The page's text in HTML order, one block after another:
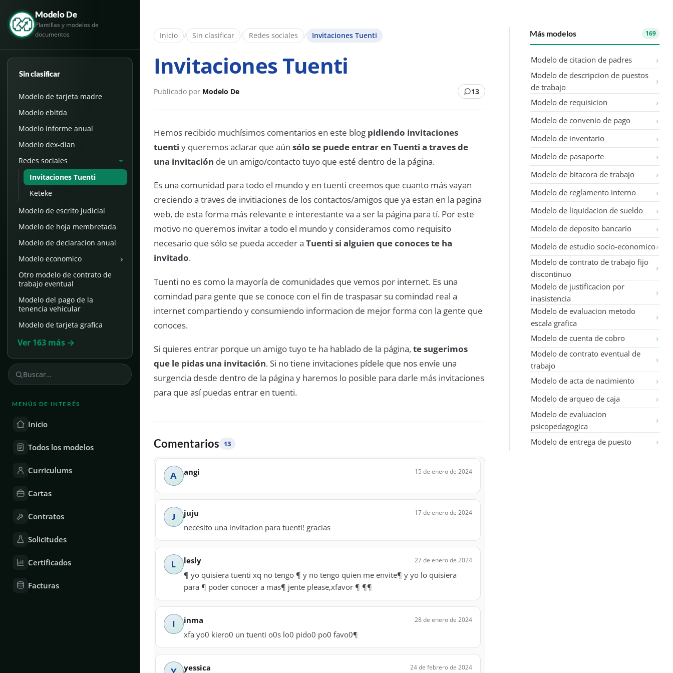
Modelo De
Plantillas y modelos de
documentos
Sin clasificar
Modelo de tarjeta madre
Modelo ebitda
Modelo informe anual
Modelo dex-dian
Redes sociales
›
Invitaciones Tuenti
Keteke
Modelo de escrito judicial
Modelo de hoja membretada
Modelo de declaracion anual
Modelo economico
›
Otro modelo de contrato de
trabajo eventual
Modelo del pago de la
tenencia vehicular
Modelo de tarjeta grafica
Ver 163 más →
MENÚS DE INTERÉS
Inicio
Todos los modelos
Currículums
Cartas
Contratos
Solicitudes
Certificados
Facturas
Inicio / Sin clasificar / Redes sociales / Invitaciones Tuenti
Invitaciones Tuenti
Publicado por Modelo De 13
Hemos recibido muchísimos comentarios en este blog pidiendo invitaciones
tuenti y queremos aclarar que aún sólo se puede entrar en Tuenti a traves de
una invitación de un amigo/contacto tuyo que esté dentro de la página.
Es una comunidad para todo el mundo y en tuenti creemos que cuanto más vayan
creciendo a traves de invitiaciones de los contactos/amigos que ya estan en la pagina
web, de esta forma más relevante e interestante va a ser la página para tí. Por este
motivo no queremos invitar a todo el mundo y consideramos como requisito
necesario que sólo se pueda acceder a Tuenti si alguien que conoces te ha
invitado.
Tuenti no es como la mayoría de comunidades que vemos por internet. Es una
comindad para gente que se conoce con el fin de traspasar su comindad real a
internet compartiendo y consumiendo informacion de mejor forma con la gente que
conoces.
Si quieres entrar porque un amigo tuyo te ha hablado de la página, te sugerimos
que le pidas una invitación. Si no tiene invitaciones pídele que nos envíe una
surgencia desde dentro de la página y haremos lo posible para darle más invitaciones
para que así puedas entrar en tuenti.
Comentarios 13
A angi 15 de enero de 2024
J juju 17 de enero de 2024
necesito una invitacion para tuenti! gracias
L lesly 27 de enero de 2024
¶ yo quisiera tuenti xq no tengo ¶ y no tengo quien me envite¶ y yo lo quisiera
para ¶ poder conocer a mas¶ jente please,xfavor ¶ ¶¶
I inma 28 de enero de 2024
xfa yo0 kiero0 un tuenti o0s lo0 pido0 po0 favo0¶
yessica 24 de febrero de 2024
Más modelos 169
Modelo de citacion de padres
Modelo de descripcion de puestos
de trabajo
Modelo de requisicion
Modelo de convenio de pago
Modelo de inventario
Modelo de pasaporte
Modelo de bitacora de trabajo
Modelo de reglamento interno
Modelo de liquidacion de sueldo
Modelo de deposito bancario
Modelo de estudio socio-economico
Modelo de contrato de trabajo fijo
discontinuo
Modelo de justificacion por
inasistencia
Modelo de evaluacion metodo
escala grafica
Modelo de cuenta de cobro
Modelo de contrato eventual de
trabajo
Modelo de acta de nacimiento
Modelo de arqueo de caja
Modelo de evaluacion
psicopedagogica
Modelo de entrega de puesto